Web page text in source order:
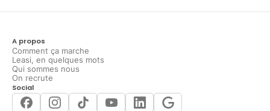
A propos
Comment ça marche
Leasi, en quelques mots
Qui sommes nous
On recrute
Social